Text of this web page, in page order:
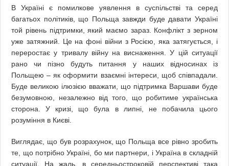
В Україні є помилкове уявлення в суспільстві та серед
багатьох політиків, що Польща завжди буде давати Україні
той рівень підтримки, який маємо зараз. Конфлікт з зерном
уже затяжний. Це на фоні війни з Росією, яка затягується, і
переростає у тривалу війну на виснаження. У цій ситуації
рано чи пізно будуть питання у наших відносинах із
Польщею – як оформити взаємні інтереси, щоб співпадали.
Буде великою ілюзією вважати, що підтримка Варшави буде
безумовною, незалежно від того, що робитиме українська
сторона. У кризі, що була в липні, не побачила цього
розуміння в Києві.
Виглядає, що був розрахунок, що Польща все рівно зробить
те, що потрібно Україні, бо ми партнери, і Україна в складній
ситуації. На жаль, в середньостроковій перспективі така